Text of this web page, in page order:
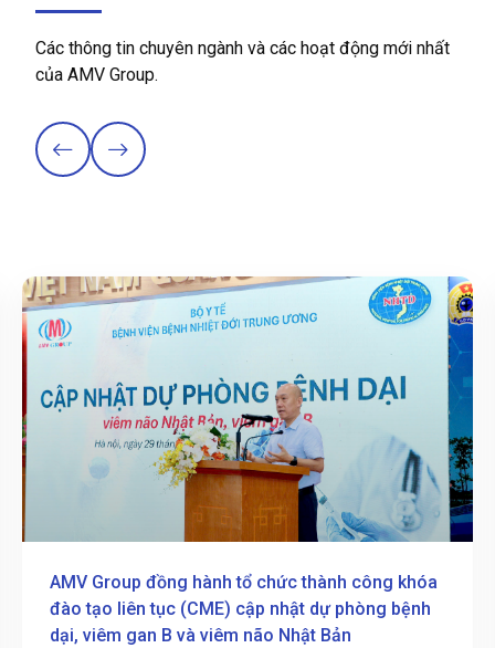
Các thông tin chuyên ngành và các hoạt động mới nhất
của AMV Group.
AMV Group đồng hành tổ chức thành công khóa
đào tạo liên tục (CME) cập nhật dự phòng bệnh
dại, viêm gan B và viêm não Nhật Bản